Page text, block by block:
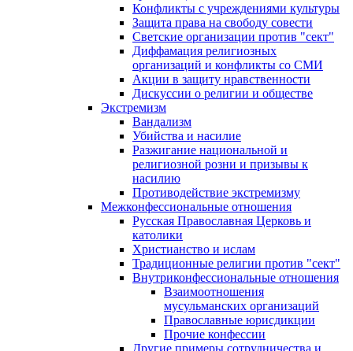
Конфликты с учреждениями культуры
Защита права на свободу совести
Светские организации против "сект"
Диффамация религиозных
организаций и конфликты со СМИ
Акции в защиту нравственности
Дискуссии о религии и обществе
Экстремизм
Вандализм
Убийства и насилие
Разжигание национальной и
религиозной розни и призывы к
насилию
Противодействие экстремизму
Межконфессиональные отношения
Русская Православная Церковь и
католики
Христианство и ислам
Традиционные религии против "сект"
Внутриконфессиональные отношения
Взаимоотношения
мусульманских организаций
Православные юрисдикции
Прочие конфессии